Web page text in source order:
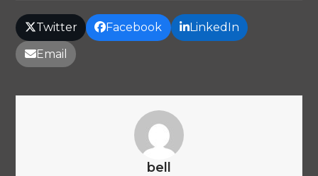
Twitter Facebook
LinkedIn
Email
bell